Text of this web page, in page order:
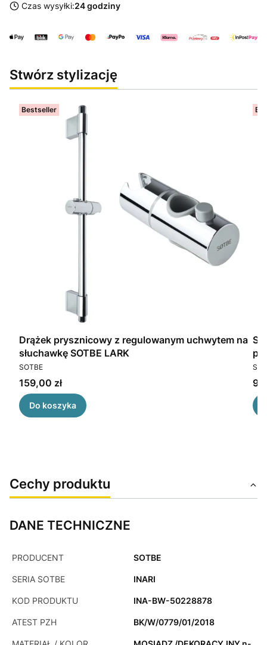
Czas wysyłki:24 godziny
Stwórz stylizację
Bestseller
Drążek prysznicowy z regulowanym uchwytem na
słuchawkę SOTBE LARK
PRODUCENT
SOTBE
Cena
159,00 zł
Do koszyka
Cechy produktu
DANE TECHNICZNE
PRODUCENT SOTBE
SERIA SOTBE INARI
KOD PRODUKTU INA-BW-50228878
ATEST PZH BK/W/0779/01/2018